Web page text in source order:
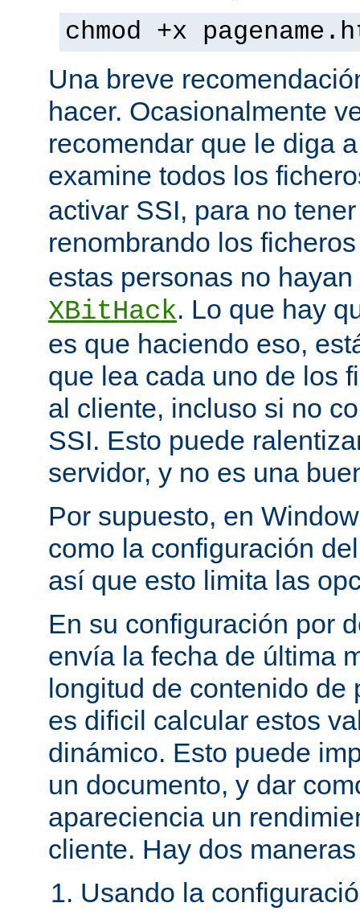
chmod +x
Una breve
hacer. Ocasionalmente
recomendar que le diga
examine todos los
activar SSI, para no
renombrando los
estas personas no
XBitHack. Lo que hay
es que haciendo eso,
que lea cada uno de los
al cliente, incluso si no
SSI. Esto puede
servidor, y no es una
Por supuesto, en
como la configuración
así que esto limita las
En su configuración por
envía la fecha de última
longitud de contenido
es dificil calcular estos
dinámico. Esto puede
un documento, y dar
apareciencia un
cliente. Hay dos
Usando la